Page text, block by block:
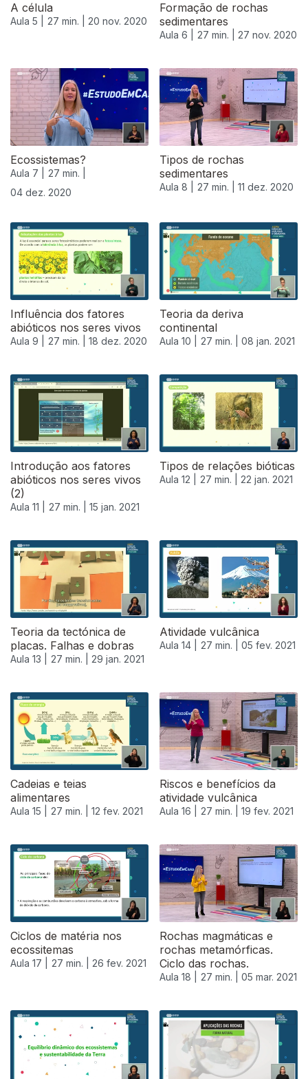
A célula
Aula 5 | 27 min. | 20 nov. 2020
Formação de rochas
sedimentares
Aula 6 | 27 min. | 27 nov. 2020
Ecossistemas?
Aula 7 |
27 min. |
04 dez. 2020
Tipos de rochas
sedimentares
Aula 8 | 27 min. | 11 dez. 2020
Influência dos fatores
abióticos nos seres vivos
Aula 9 | 27 min. | 18 dez. 2020
Teoria da deriva
continental
Aula 10 | 27 min. | 08 jan. 2021
Introdução aos fatores
abióticos nos seres vivos
(2)
Aula 11 | 27 min. | 15 jan. 2021
Tipos de relações bióticas
Aula 12 | 27 min. | 22 jan. 2021
519500
Teoria da tectónica de
placas. Falhas e dobras
Aula 13 | 27 min. | 29 jan. 2021
Atividade vulcânica
Aula 14 | 27 min. | 05 fev. 2021
Cadeias e teias
alimentares
Aula 15 | 27 min. | 12 fev. 2021
Riscos e benefícios da
atividade vulcânica
Aula 16 | 27 min. | 19 fev. 2021
Ciclos de matéria nos
ecossitemas
Aula 17 | 27 min. | 26 fev. 2021
Rochas magmáticas e
rochas metamórficas.
Ciclo das rochas.
Aula 18 | 27 min. | 05 mar. 2021